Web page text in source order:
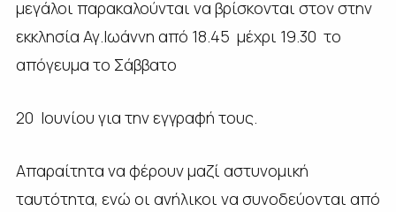
μεγάλοι παρακαλούνται να βρίσκονται στον στην
εκκλησία Αγ.Ιωάννη από 18.45 μέχρι 19.30 το
απόγευμα το Σάββατο
20 Ιουνίου για την εγγραφή τους.
Απαραίτητα να φέρουν μαζί αστυνομική
ταυτότητα, ενώ οι ανήλικοι να συνοδεύονται από